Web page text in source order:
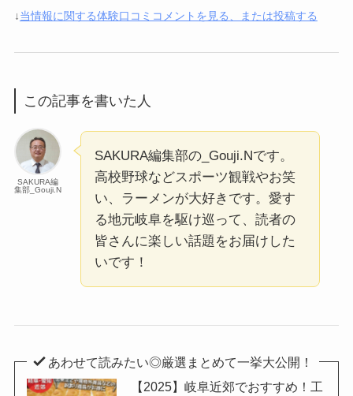
↓当情報に関する体験口コミコメントを見る、または投稿する
この記事を書いた人
SAKURA編
集部_Gouji.N
SAKURA編集部の_Gouji.Nです。
高校野球などスポーツ観戦やお笑
い、ラーメンが大好きです。愛す
る地元岐阜を駆け巡って、読者の
皆さんに楽しい話題をお届けした
いです！
あわせて読みたい◎厳選まとめて一挙大公開！
【2025】岐阜近郊でおすすめ！工